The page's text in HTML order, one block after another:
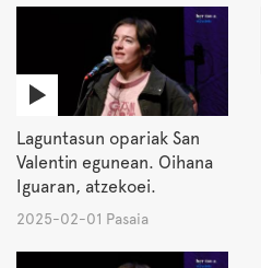
Laguntasun opariak San
Valentin egunean. Oihana
Iguaran, atzekoei.
2025-02-01 Pasaia